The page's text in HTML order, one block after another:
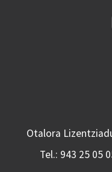
Otalora
Tel.: 943 25 05